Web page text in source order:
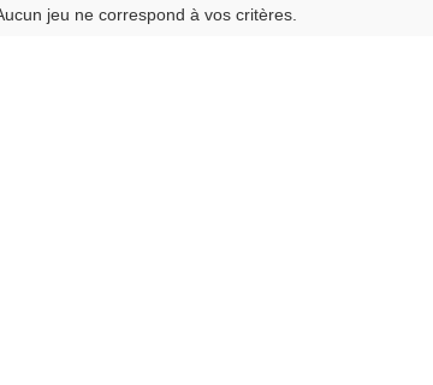
jeu ne correspond à vos critères.